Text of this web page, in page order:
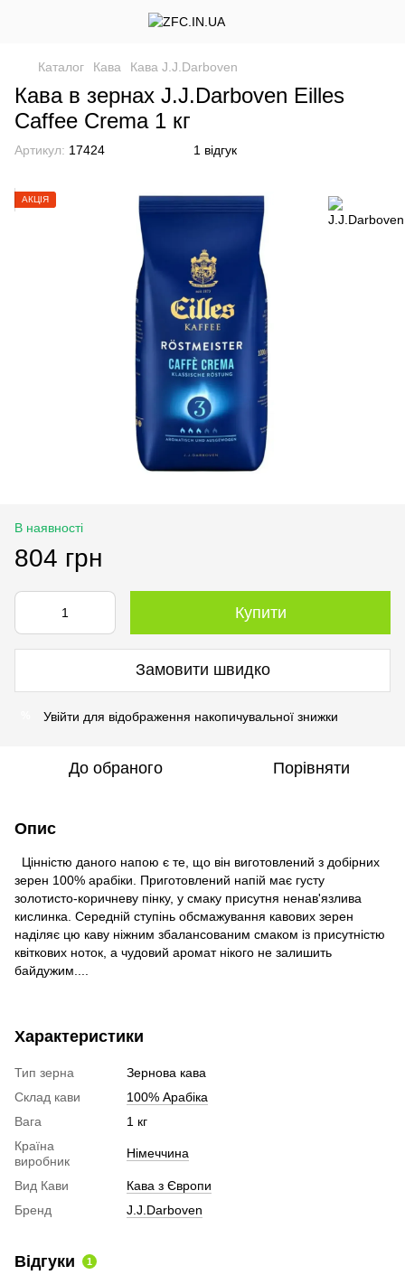
Каталог Кава Кава J.J.Darboven
Кава в зернах J.J.Darboven Eilles
Caffeе Crema 1 кг
Артикул: 17424 1 відгук
АКЦІЯ
В наявності
804 грн
Купити
Замовити швидко
Увійти для відображення накопичувальної знижки
До обраного Порівняти
Опис
Цінністю даного напою є те, що він виготовлений з добірних
зерен 100% арабіки. Приготовлений напій має густу
золотисто-коричневу пінку, у смаку присутня ненав'язлива
кислинка. Середній ступінь обсмажування кавових зерен
наділяє цю каву ніжним збалансованим смаком із присутністю
квіткових ноток, а чудовий аромат нікого не залишить
байдужим....
Характеристики
Тип зерна
Зернова кава
Склад кави
100% Арабіка
Вага
1 кг
Країна
виробник
Німеччина
Вид Кави
Кава з Європи
Бренд
J.J.Darboven
Відгуки 1